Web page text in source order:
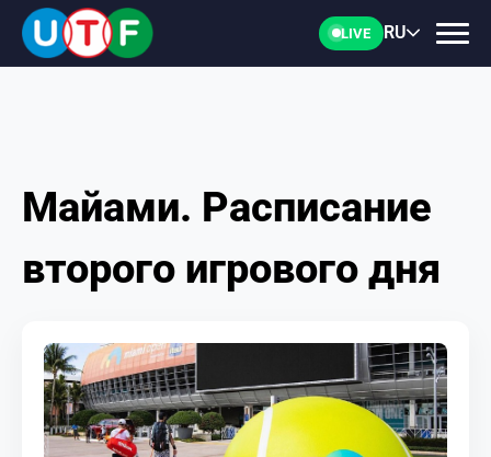
LIVE RU
ГЛАВНАЯ
ФТУ
ДОКУМЕНТЫ
ПЕРСОНАЛИИ
Майами. Расписание
второго игрового дня